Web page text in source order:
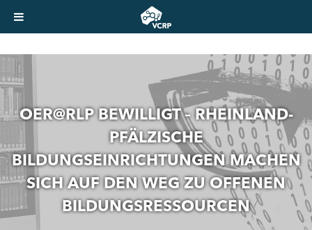
OER@RLP BEWILLIGT – RHEINLAND-
PFÄLZISCHE
BILDUNGSEINRICHTUNGEN MACHEN
SICH AUF DEN WEG ZU OFFENEN
BILDUNGSRESSOURCEN